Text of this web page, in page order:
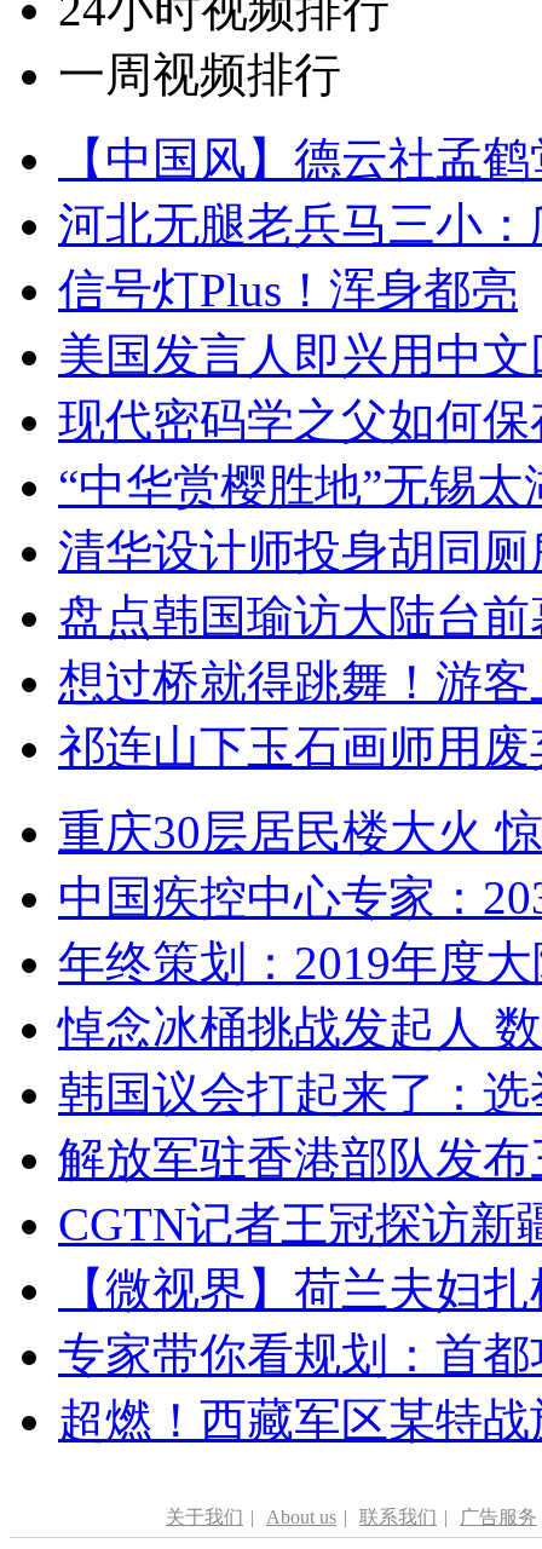
一周视频排行
【中国风】德云社孟
河北无腿老兵马三小
信号灯Plus！浑身都亮
美国发言人即兴用中
现代密码学之父如何
“中华赏樱胜地”无锡
清华设计师投身胡同
盘点韩国瑜访大陆台
想过桥就得跳舞！游客
祁连山下玉石画师用
重庆30层居民楼大火
中国疾控中心专家：
年终策划：2019年度
悼念冰桶挑战发起人
韩国议会打起来了：
解放军驻香港部队发
CGTN记者王冠探访新
【微视界】荷兰夫妇
专家带你看规划：首
超燃！西藏军区某特
关于我们 | About us | 联系我们 | 广告服务